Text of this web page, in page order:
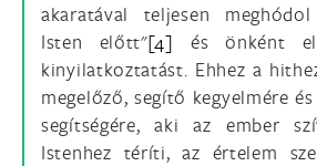
akaratával teljesen
Isten előtt"[4] és önként
kinyilatkoztatást. Ehhez a
megelőző, segítő kegyelmére
segítségére, aki az ember
Istenhez téríti, az értelem